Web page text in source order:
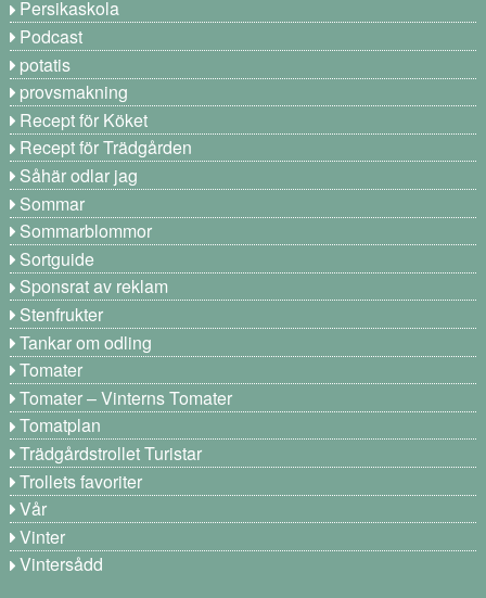
Persikaskola
Podcast
potatis
provsmakning
Recept för Köket
Recept för Trädgården
Såhär odlar jag
Sommar
Sommarblommor
Sortguide
Sponsrat av reklam
Stenfrukter
Tankar om odling
Tomater
Tomater – Vinterns Tomater
Tomatplan
Trädgårdstrollet Turistar
Trollets favoriter
Vår
Vinter
Vintersådd